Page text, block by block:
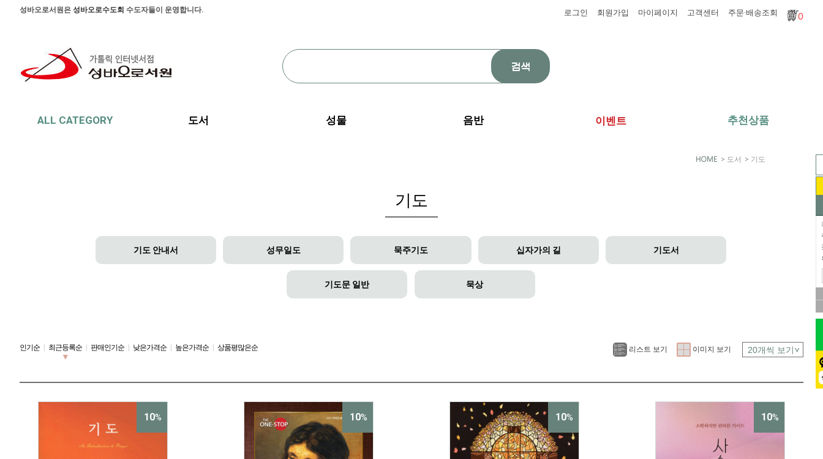
본문 바로가기
주메뉴 바로가기
사이드메뉴 바로가기
성바오로서원은 성바오로수도회 수도자들이 운영합니다. 로그인 회원가입 마이페이지 고객센터 주문·배송조회 0
ALL CATEGORY 도서 성물 음반 이벤트 추천상품
> 도서 > 기도
기도
기도 안내서 성무일도 묵주기도 십자가의 길 기도서
기도문 일반 묵상
인기순 최근등록순 판매인기순 낮은가격순 높은가격순 상품평많은순 리스트 보기 이미지 보기
10% 10% 10% 10%